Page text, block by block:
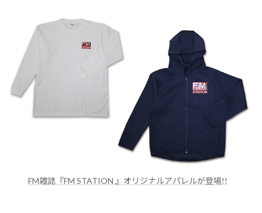
FM雑誌『FM STATION 』オリジナルアパレルが登場!!